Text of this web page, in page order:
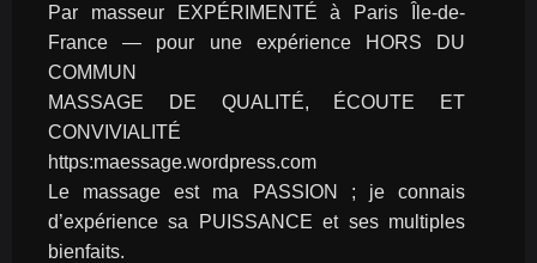
Par masseur EXPÉRIMENTÉ à Paris Île-de-
France — pour une expérience HORS DU
COMMUN
MASSAGE DE QUALITÉ, ÉCOUTE ET
CONVIVIALITÉ
https:maessage.wordpress.com
Le massage est ma PASSION ; je connais
d’expérience sa PUISSANCE et ses multiples
bienfaits.